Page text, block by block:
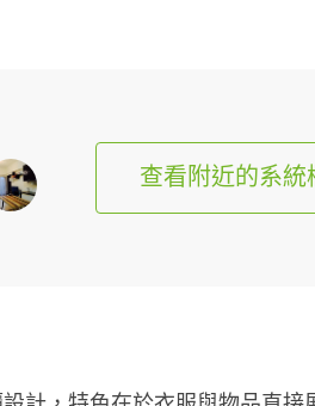
查看附近的系統